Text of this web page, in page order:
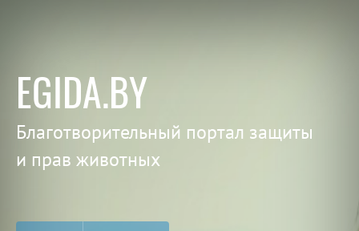
EGIDA.BY
Благотворительный портал защиты
и прав животных